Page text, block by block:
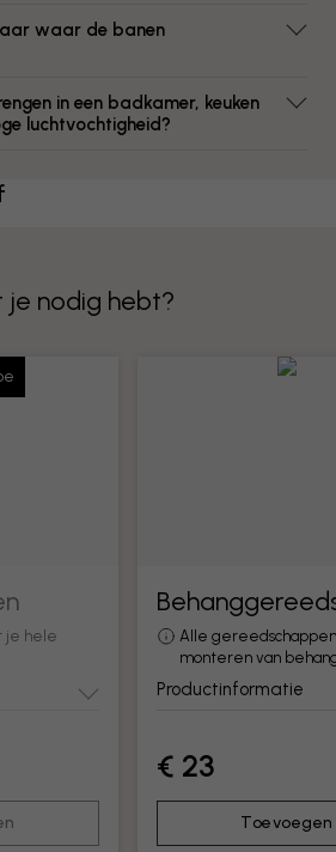
waar de banen
in een badkamer, keuken
luchtvochtigheid?
je nodig hebt?
je hele
Alle
monteren van
Productinformatie
€ 23
Toevoegen